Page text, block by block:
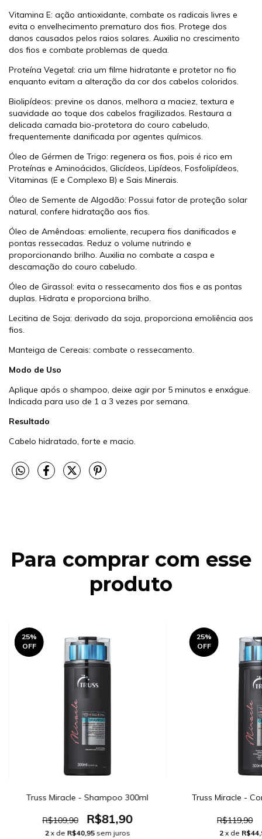
Vitamina E: ação antioxidante, combate os radicais livres e
evita o envelhecimento prematuro dos fios. Protege dos
danos causados pelos raios solares. Auxilia no crescimento
dos fios e combate problemas de queda.
Proteína Vegetal: cria um filme hidratante e protetor no fio
enquanto evitam a alteração da cor dos cabelos coloridos.
Biolipídeos: previne os danos, melhora a maciez, textura e
suavidade ao toque dos cabelos fragilizados. Restaura a
delicada camada bio-protetora do couro cabeludo,
frequentemente danificada por agentes químicos.
Óleo de Gérmen de Trigo: regenera os fios, pois é rico em
Proteínas e Aminoácidos, Glicídeos, Lipídeos, Fosfolipídeos,
Vitaminas (E e Complexo B) e Sais Minerais.
Óleo de Semente de Algodão: Possui fator de proteção solar
natural, confere hidratação aos fios.
Óleo de Amêndoas: emoliente, recupera fios danificados e
pontas ressecadas. Reduz o volume nutrindo e
proporcionando brilho. Auxilia no combate a caspa e
descamação do couro cabeludo.
Óleo de Girassol: evita o ressecamento dos fios e as pontas
duplas. Hidrata e proporciona brilho.
Lecitina de Soja: derivado da soja, proporciona emoliência aos
fios.
Manteiga de Cereais: combate o ressecamento.
Modo de Uso
Aplique após o shampoo, deixe agir por 5 minutos e enxágue.
Indicada para uso de 1 a 3 vezes por semana.
Resultado
Cabelo hidratado, forte e macio.
Para comprar com esse
produto
25%
OFF
Truss Miracle - Shampoo 300ml
R$109,90 R$81,90
2 x de R$40,95 sem juros
25%
OFF
Truss Miracle -
R$119,90
2 x de